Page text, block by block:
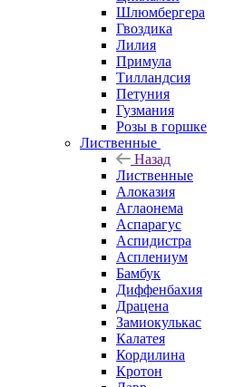
Шлюмбергера
Гвоздика
Лилия
Примула
Тилландсия
Петуния
Гузмания
Розы в горшке
Лиственные
Назад
Лиственные
Алоказия
Аглаонема
Аспарагус
Аспидистра
Асплениум
Бамбук
Диффенбахия
Драцена
Замиокулькас
Калатея
Кордилина
Кротон